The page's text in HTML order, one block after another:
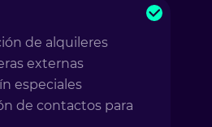
de alquileres
externas
especiales
de contactos para